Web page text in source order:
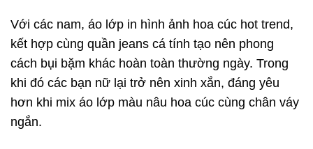
Với các nam, áo lớp in hình ảnh hoa cúc hot trend,
kết hợp cùng quần jeans cá tính tạo nên phong
cách bụi bặm khác hoàn toàn thường ngày. Trong
khi đó các bạn nữ lại trở nên xinh xắn, đáng yêu
hơn khi mix áo lớp màu nâu hoa cúc cùng chân váy
ngắn.